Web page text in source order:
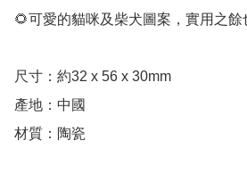
🌻可愛的貓咪及柴犬圖案，實用之餘
尺寸：約32 x 56 x 30mm
產地：中國
材質：陶瓷